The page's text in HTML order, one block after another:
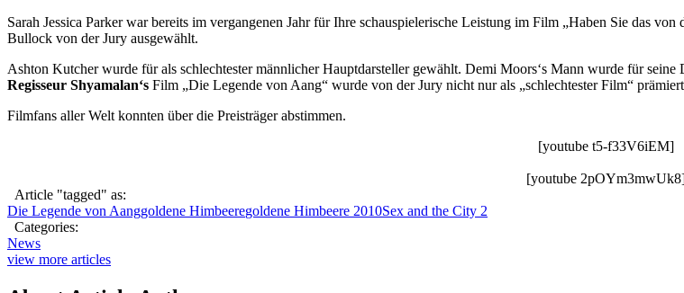
Sarah Jessica Parker war bereits im vergangenen Jahr für Ihre schauspielerische Leistung im Film „Haben Sie das
Bullock von der Jury ausgewählt.
Ashton Kutcher wurde für als schlechtester männlicher Hauptdarsteller gewählt. Demi Moors‘s Mann wurde für seine
Regisseur Shyamalan‘s Film „Die Legende von Aang“ wurde von der Jury nicht nur als „schlechtester Film“
Filmfans aller Welt konnten über die Preisträger abstimmen.
[youtube t5-f33V6iEM]
[youtube
Article "tagged" as:
Die Legende von Aanggoldene Himbeeregoldene Himbeere 2010Sex and the City 2
Categories:
News
view more articles